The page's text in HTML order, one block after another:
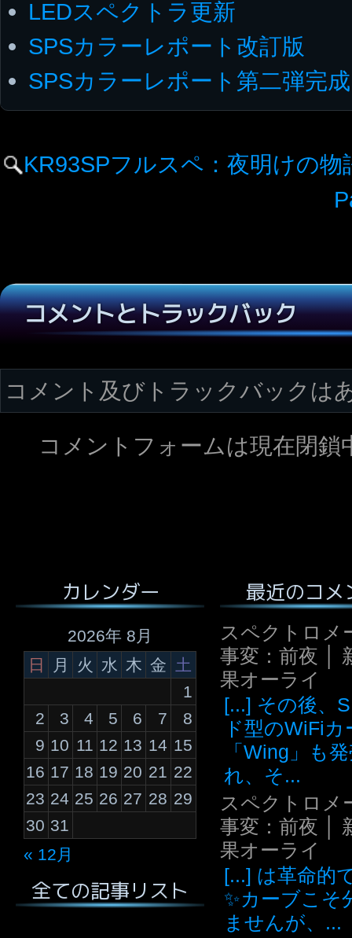
LEDスペクトラ更新
SPSカラーレポート改訂版
SPSカラーレポート第二弾完
KR93SPフルスペ：夜明けの物
コメントとトラックバック
コメント及びトラックバックは
コメントフォームは現在閉鎖
カレンダー
2026年 8月
日
月 火 水 木 金 土
« 12月
1
2
3 4 5 6 7
8
9 10 11 12 13 14 15
16 17 18 19 20 21 22
23 24 25 26 27 28 29
30 31
全ての記事リスト
最近のコメ
スペクトロメ
事変：前夜 │
果オーライ
[...] その後、
ド型のWiFiカ
「Wing」も
れ、そ...
スペクトロメ
事変：前夜 │
果オーライ
[...] は革命的
✨カーブこそ
ませんが、...